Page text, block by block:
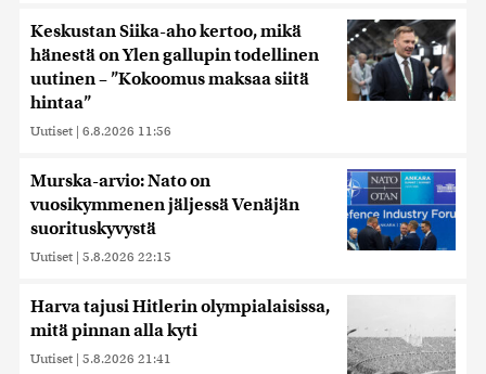
Keskustan Siika-aho kertoo, mikä
hänestä on Ylen gallupin todellinen
uutinen – ”Kokoomus maksaa siitä
hintaa”
Uutiset | 6.8.2026 11:56
Murska-arvio: Nato on
vuosikymmenen jäljessä Venäjän
suorituskyvystä
Uutiset | 5.8.2026 22:15
Harva tajusi Hitlerin olympialaisissa,
mitä pinnan alla kyti
Uutiset | 5.8.2026 21:41